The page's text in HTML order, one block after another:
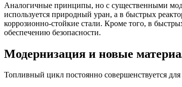
Аналогичные принципы, но с существенными
используется природный уран, а в быстрых
коррозионно-стойкие стали. Кроме того, в
обеспечению безопасности.
Модернизация и новые
Топливный цикл постоянно совершенствуется